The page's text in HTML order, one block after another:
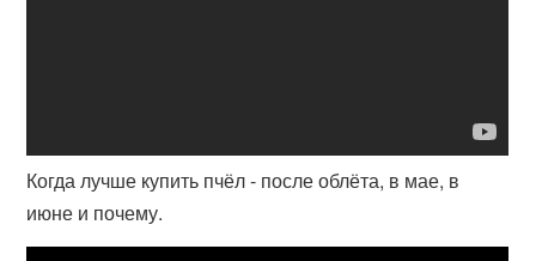
Когда лучше купить пчёл - после облёта, в мае, в
июне и почему.